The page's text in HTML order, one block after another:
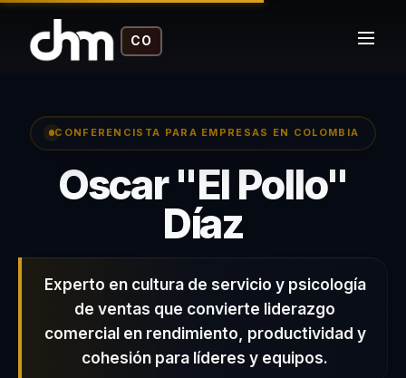
CO
CONFERENCISTA PARA EMPRESAS EN COLOMBIA
Oscar "El Pollo"
DíazOscar
Experto en cultura de servicio y psicología
de ventas que convierte liderazgo
comercial en rendimiento, productividad y
cohesión para líderes y equipos.